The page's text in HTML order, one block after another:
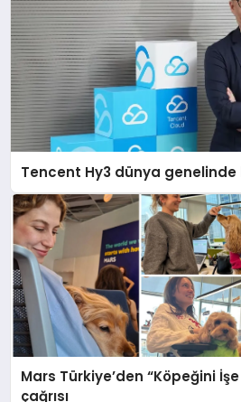
Tencent Hy3 dünya genelinde
Mars Türkiye’den “Köpeğini
çağrısı